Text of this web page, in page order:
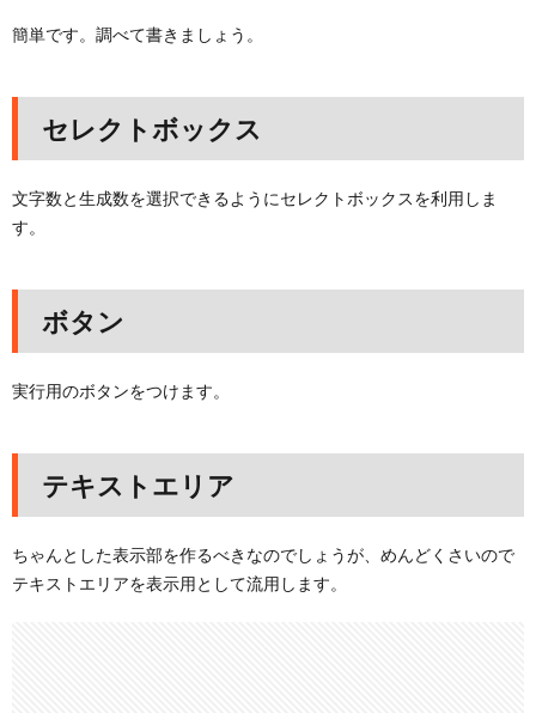
簡単です。調べて書きましょう。
セレクトボックス
文字数と生成数を選択できるようにセレクトボックスを利用しま
す。
ボタン
実行用のボタンをつけます。
テキストエリア
ちゃんとした表示部を作るべきなのでしょうが、めんどくさいので
テキストエリアを表示用として流用します。